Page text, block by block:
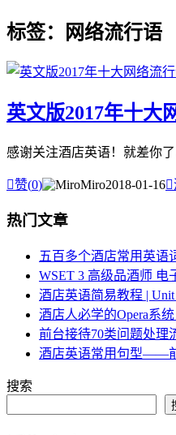
标签：网络流行语
英文版2017年十大
感谢关注酒店英语！就差你了
赞(0) Miro2018-01-16
热门文章
五百多个酒店常用英语
WSET 3 高级品酒师 电
酒店英语简易教程 | Unit
酒店人必学的Opera系
前台接待70类问题处理
酒店英语常用句型——
搜索